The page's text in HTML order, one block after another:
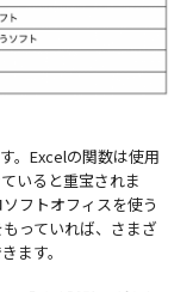
。Excelの関数は使用
いると重宝されま
フトオフィスを使う
っていれば、さまざ
ます。